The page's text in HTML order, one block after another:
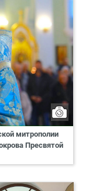
митрополии
Пресвятой